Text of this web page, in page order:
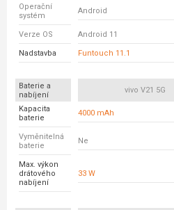
Operační
systém
Android
Verze OS Android 11
Nadstavba Funtouch 11.1
Baterie a
nabíjení
vivo V21 5G
Kapacita
baterie
4000 mAh
Vyměnitelná
baterie
Ne
Max. výkon
drátového
nabíjení
33 W